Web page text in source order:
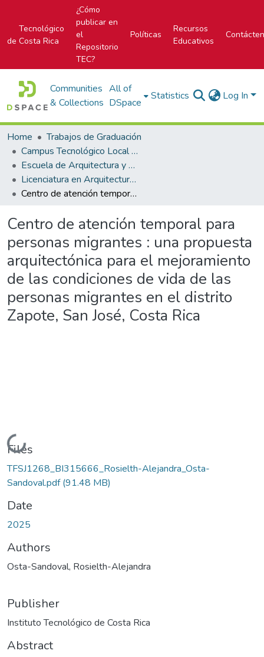
Tecnológico
de Costa Rica
¿Cómo
publicar en
el
Repositorio
TEC?
Políticas
Recursos
Educativos
Communities
& Collections
All of
DSpace
Statistics Log In
Home
Trabajos de Graduación
Campus Tecnológico Local San José
Escuela de Arquitectura y Urbanismo
Licenciatura en Arquitectura y Urbanismo
Centro de atención temporal para personas migrantes : una propuesta arquitectónica para el mejoramiento de las condiciones de vida de las personas migrantes en el distrito Zapote, San José, Costa Rica
Centro de atención temporal para
personas migrantes : una propuesta
arquitectónica para el mejoramiento
de las condiciones de vida de las
personas migrantes en el distrito
Zapote, San José, Costa Rica
Loading...
Files
TFSJ1268_BI315666_Rosielth-Alejandra_Osta-
Sandoval.pdf(91.48 MB)
Date
2025
Authors
Osta-Sandoval, Rosielth-Alejandra
Publisher
Instituto Tecnológico de Costa Rica
Abstract